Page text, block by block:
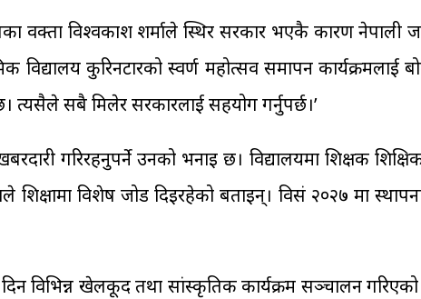
प्रवक्ता विश्वप्रकाश शर्माले स्थिर सरकार भएकै कारण
विद्यालय कुरिनटारको स्वर्ण महोत्सव समापन
त्यसैले सबै मिलेर सरकारलाई सहयोग गर्नुपर्छ।’
गरिरहनुपर्ने उनको भनाइ छ। विद्यालयमा शिक्षक
शिक्षामा विशेष जोड दिइरहेको बताइन्। विसं २०२७ मा
विभिन्न खेलकूद तथा सांस्कृतिक कार्यक्रम सञ्चालन गरिएको